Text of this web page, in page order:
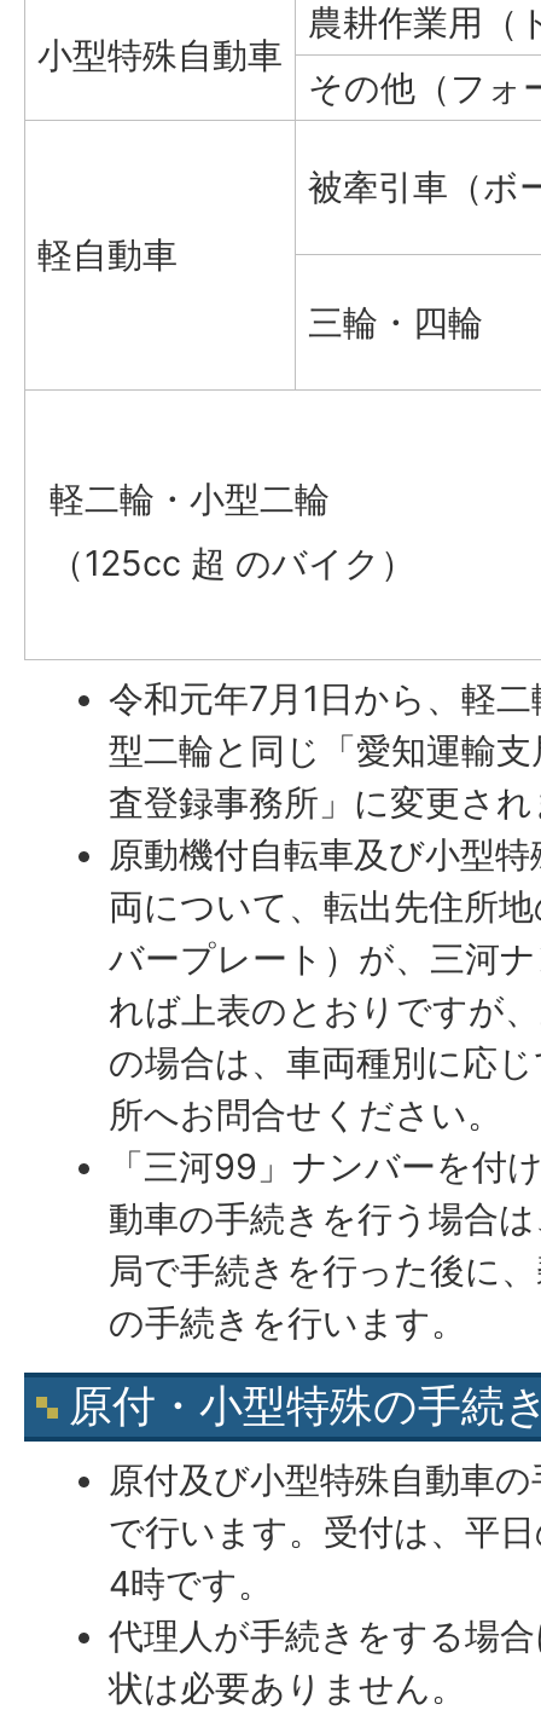
小型特殊自動車
農耕作業用（
その他（フォ
軽自動車
被牽引車（ボ
三輪・四輪
軽二輪・小型二輪
（125cc 超 のバイク）
令和元年7月1日から、軽
型二輪と同じ「愛知運輸
査登録事務所」に変更さ
原動機付自転車及び小型
両について、転出先住所
バープレート）が、三河
れば上表のとおりですが
の場合は、車両種別に応
所へお問合せください。
「三河99」ナンバーを付
動車の手続きを行う場合
局で手続きを行った後に
の手続きを行います。
原付・小型特殊の手続
原付及び小型特殊自動車
で行います。受付は、平
4時です。
代理人が手続きをする場
状は必要ありません。